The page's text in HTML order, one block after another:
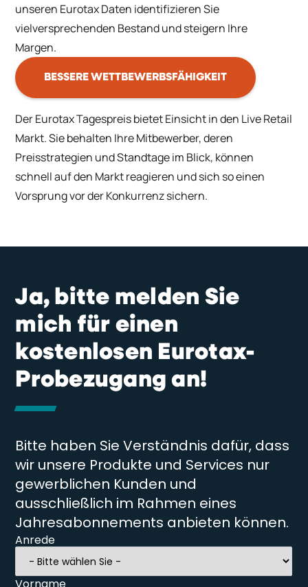
unseren Eurotax Daten identifizieren Sie
vielversprechenden Bestand und steigern Ihre
Margen.
BESSERE WETTBEWERBSFÄHIGKEIT
Der Eurotax Tagespreis bietet Einsicht in den Live Retail
Markt. Sie behalten Ihre Mitbewerber, deren
Preisstrategien und Standtage im Blick, können
schnell auf den Markt reagieren und sich so einen
Vorsprung vor der Konkurrenz sichern.
Ja, bitte melden Sie
mich für einen
kostenlosen Eurotax-
Probezugang an!